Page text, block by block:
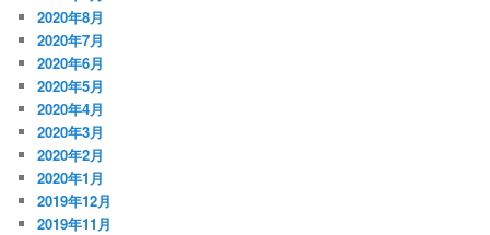
2020年8月
2020年7月
2020年6月
2020年5月
2020年4月
2020年3月
2020年2月
2020年1月
2019年12月
2019年11月